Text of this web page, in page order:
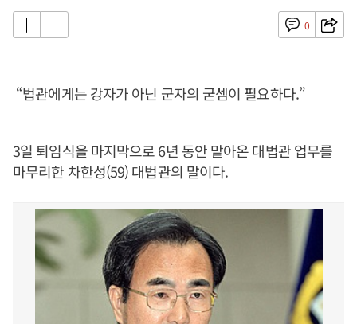
0
“법관에게는 강자가 아닌 군자의 굳셈이 필요하다.”
3일 퇴임식을 마지막으로 6년 동안 맡아온 대법관 업무를
마무리한 차한성(59) 대법관의 말이다.